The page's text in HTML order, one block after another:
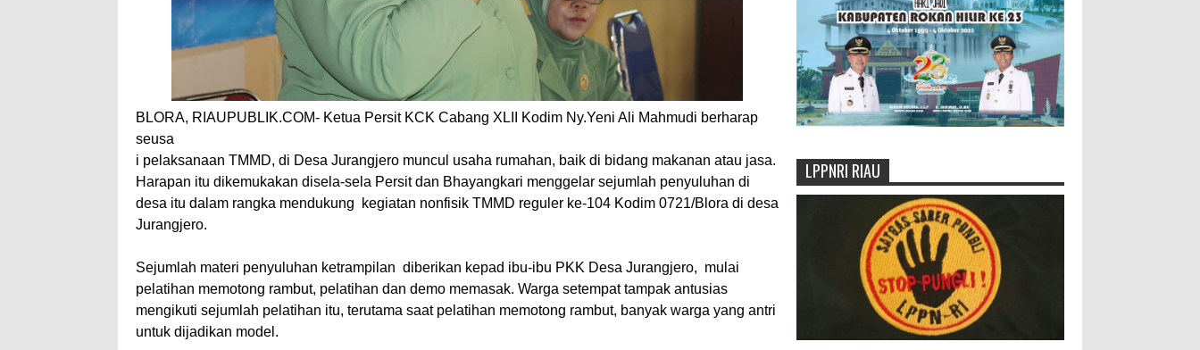
BLORA, RIAUPUBLIK.COM- Ketua Persit KCK Cabang XLII Kodim Ny.Yeni Ali Mahmudi berharap
seusa
i pelaksanaan TMMD, di Desa Jurangjero muncul usaha rumahan, baik di bidang makanan atau jasa.
Harapan itu dikemukakan disela-sela Persit dan Bhayangkari menggelar sejumlah penyuluhan di
desa itu dalam rangka mendukung kegiatan nonfisik TMMD reguler ke-104 Kodim 0721/Blora di desa
Jurangjero.
Sejumlah materi penyuluhan ketrampilan diberikan kepad ibu-ibu PKK Desa Jurangjero, mulai
pelatihan memotong rambut, pelatihan dan demo memasak. Warga setempat tampak antusias
mengikuti sejumlah pelatihan itu, terutama saat pelatihan memotong rambut, banyak warga yang antri
untuk dijadikan model.
LPPNRI RIAU